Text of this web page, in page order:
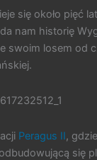
się około pięć
nam historię
swoim losem od
Peragus II,
się